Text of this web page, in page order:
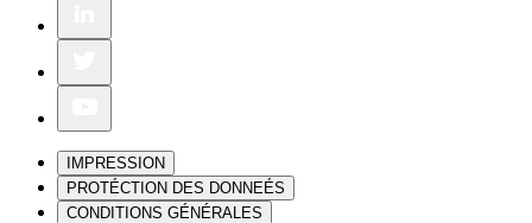
IMPRESSION
PROTÉCTION DES DONNEÉS
CONDITIONS GÉNÉRALES